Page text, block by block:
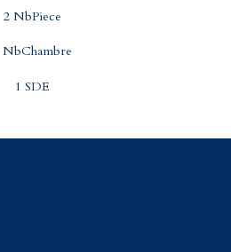
2 NbPiece
NbChambre
1 SDE